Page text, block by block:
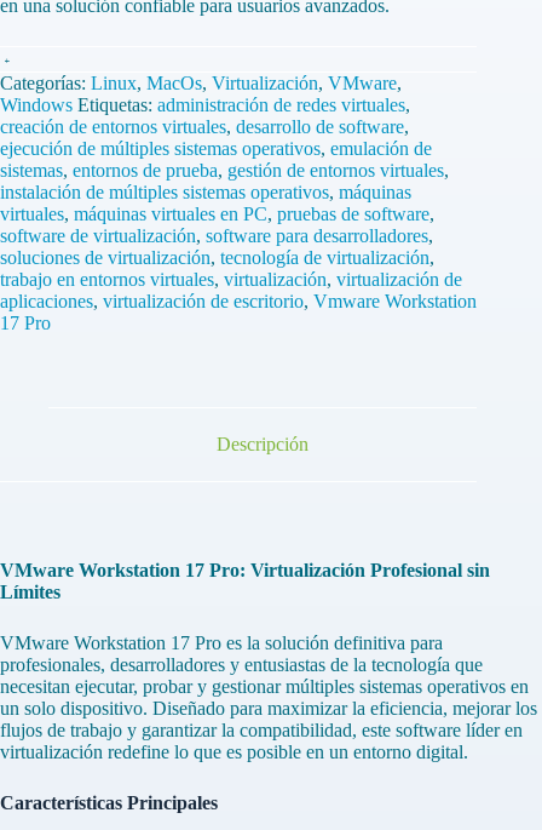
en una solución confiable para usuarios avanzados.
Vmware
Workstation
17
Pro
1
Dispositivo
de
por
Vida
cantidad
Categorías: Linux, MacOs, Virtualización, VMware,
Windows Etiquetas: administración de redes virtuales,
creación de entornos virtuales, desarrollo de software,
ejecución de múltiples sistemas operativos, emulación de
sistemas, entornos de prueba, gestión de entornos virtuales,
instalación de múltiples sistemas operativos, máquinas
virtuales, máquinas virtuales en PC, pruebas de software,
software de virtualización, software para desarrolladores,
soluciones de virtualización, tecnología de virtualización,
trabajo en entornos virtuales, virtualización, virtualización de
aplicaciones, virtualización de escritorio, Vmware Workstation
17 Pro
Descripción
VMware Workstation 17 Pro: Virtualización Profesional sin
Límites
VMware Workstation 17 Pro es la solución definitiva para
profesionales, desarrolladores y entusiastas de la tecnología que
necesitan ejecutar, probar y gestionar múltiples sistemas operativos en
un solo dispositivo. Diseñado para maximizar la eficiencia, mejorar los
flujos de trabajo y garantizar la compatibilidad, este software líder en
virtualización redefine lo que es posible en un entorno digital.
Características Principales